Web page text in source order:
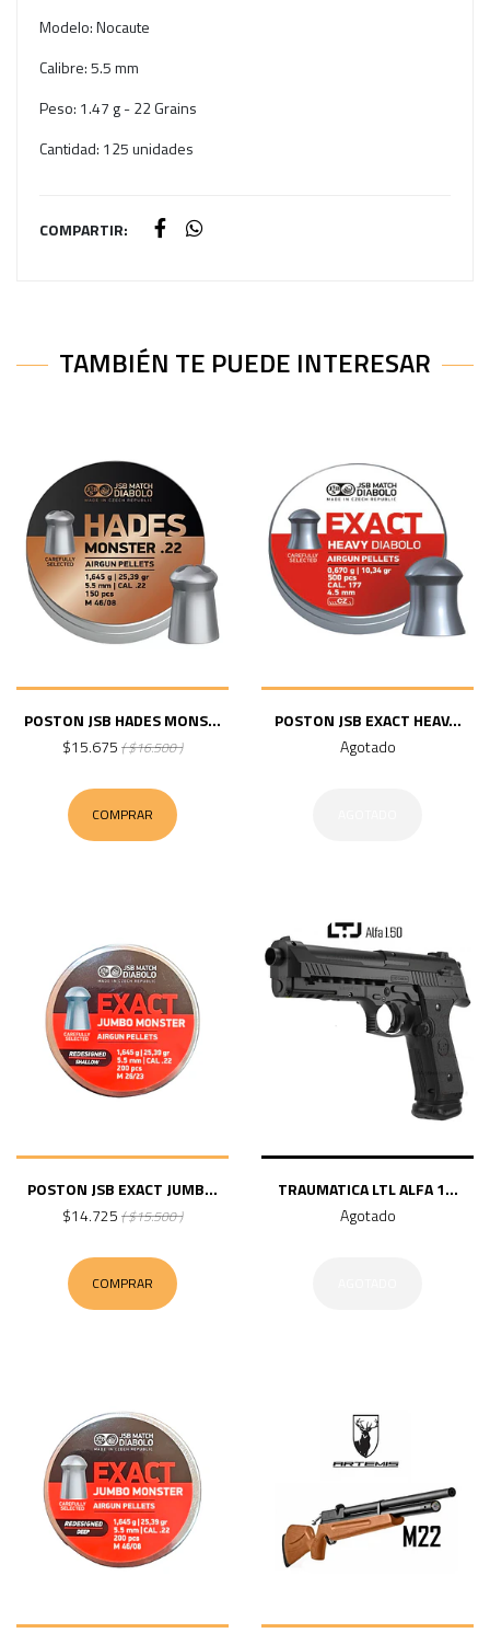
Modelo: Nocaute
Calibre: 5.5 mm
Peso: 1.47 g - 22 Grains
Cantidad: 125 unidades
COMPARTIR:
TAMBIÉN TE PUEDE INTERESAR
POSTON JSB HADES MONS...
$15.675 ( $16.500 )
COMPRAR
POSTON JSB EXACT HEAV...
Agotado
POSTON JSB EXACT JUMB...
$14.725 ( $15.500 )
COMPRAR
TRAUMATICA LTL ALFA 1...
Agotado